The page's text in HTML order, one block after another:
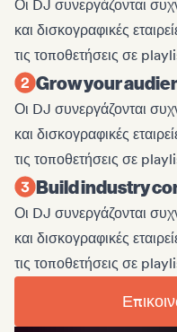
Οι DJ συνεργάζονται
και δισκογραφικές
τις τοποθετήσεις σε
Grow your
Οι DJ συνεργάζονται
και δισκογραφικές
τις τοποθετήσεις σε
Build industry
Οι DJ συνεργάζονται
και δισκογραφικές
τις τοποθετήσεις σε